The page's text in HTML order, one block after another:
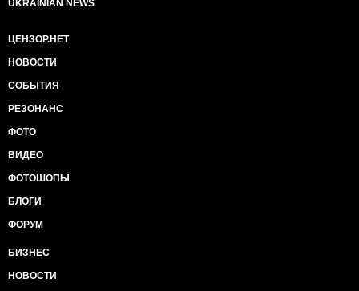
UKRAINIAN NEWS
ЦЕНЗОР.НЕТ
НОВОСТИ
СОБЫТИЯ
РЕЗОНАНС
ФОТО
ВИДЕО
ФОТОШОПЫ
БЛОГИ
ФОРУМ
БИЗНЕС
НОВОСТИ